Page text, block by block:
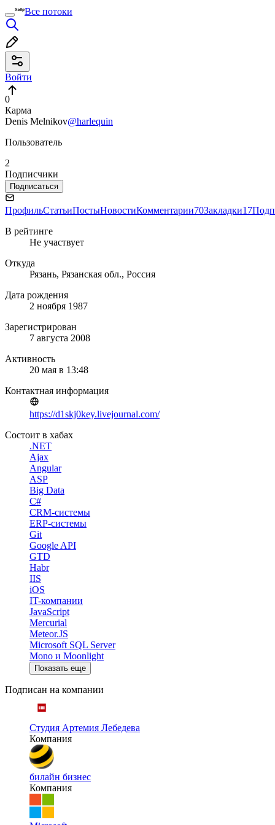
Все потоки
Войти
0
Карма
Denis Melnikov@harlequin
Пользователь
2
Подписчики
Подписаться
ПрофильСтатьиПостыНовостиКомментарии70Закладки17
В рейтинге
Не участвует
Откуда
Рязань, Рязанская обл., Россия
Дата рождения
2 ноября 1987
Зарегистрирован
7 августа 2008
Активность
20 мая в 13:48
Контактная информация
https://d1skj0key.livejournal.com/
Состоит в хабах
.NET
Ajax
Angular
ASP
Big Data
C#
CRM-системы
ERP-системы
Git
Google API
GTD
Habr
IIS
iOS
IT-компании
JavaScript
Mercurial
Meteor.JS
Microsoft SQL Server
Mono и Moonlight
Показать еще
Подписан на компании
Студия Артемия Лебедева
Компания
билайн бизнес
Компания